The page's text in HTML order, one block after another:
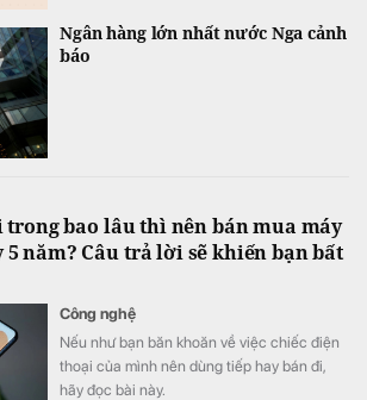
Ngân hàng lớn nhất nước Nga cảnh
báo
trong bao lâu thì nên bán mua máy
5 năm? Câu trả lời sẽ khiến bạn bất
Công nghệ
Nếu như bạn băn khoăn về việc chiếc điện
thoại của mình nên dùng tiếp hay bán đi,
hãy đọc bài này.